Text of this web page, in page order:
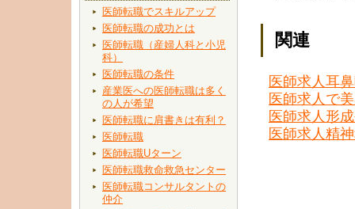
医師転職でスキルアップ
医師転職の成功とは
医師転職（産婦人科と小児
科）
医師転職の条件
産業医への医師転職は多く
の人が希望
医師転職に肩書きは有利？
医師転職
医師転職Uターン
医師転職救命救急センター
医師転職コンサルタントの
仲介
関連
医師求人耳
医師求人で
医師求人形
医師求人精